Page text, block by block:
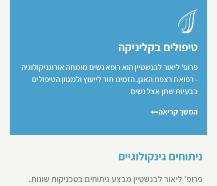
טיפולים בקליניקה
פרופ' ליאור לבנשטיין הוא רופא נשים מומחה אורוגניקולוגיה
- רפואת רצפת האגן. הזמינו תור לייעוץ ולמגוון הטיפולים
בבעיות שתן אצל נשים.
המשך קריאה
ניתוחים גינקולוגיים
פרופ’ ליאור לבנשטיין מבצע ניתוחים בטכניקות שונות.